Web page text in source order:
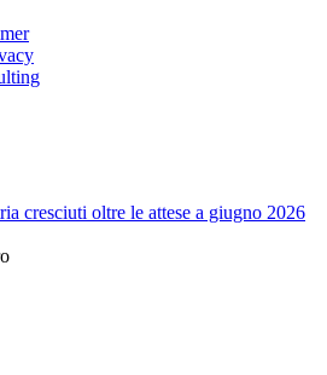
cresciuti oltre le attese a giugno 2026